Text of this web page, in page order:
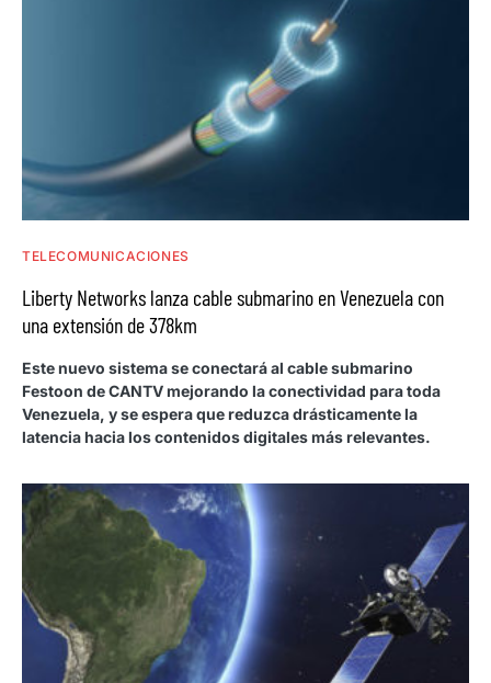
TELECOMUNICACIONES
Liberty Networks lanza cable submarino en Venezuela con
una extensión de 378km
Este nuevo sistema se conectará al cable submarino
Festoon de CANTV mejorando la conectividad para toda
Venezuela, y se espera que reduzca drásticamente la
latencia hacia los contenidos digitales más relevantes.